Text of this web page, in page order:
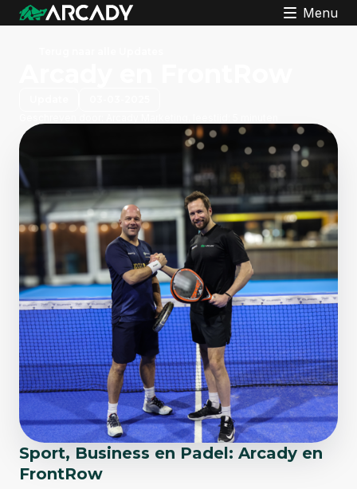
Menu
Sport, Business en Padel: Arcady en
FrontRow